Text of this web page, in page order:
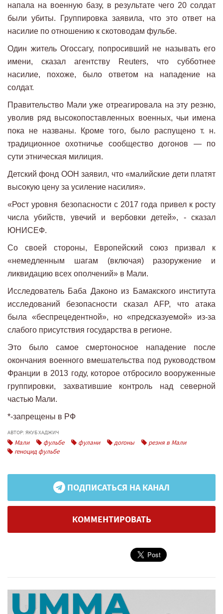
напала на военную базу, в результате чего 20 солдат
были убиты. Группировка заявила, что это ответ на
насилие по отношению к скотоводам фульбе.
Один житель Огоссагу, попросивший не называть его
имени, сказал агентству Reuters, что субботнее
насилие, похоже, было ответом на нападение на
солдат.
Правительство Мали уже отреагировала на эту резню,
уволив ряд высокопоставленных военных, чьи имена
пока не названы. Кроме того, было распущено т. н.
традиционное охотничье сообщество догонов — по
сути этническая милиция.
Детский фонд ООН заявил, что «малийские дети платят
высокую цену за усиление насилия».
«Рост уровня безопасности с 2017 года привел к росту
числа убийств, увечий и вербовки детей», - сказал
ЮНИСЕФ.
Со своей стороны, Европейский союз призвал к
«немедленным шагам (включая) разоружение и
ликвидацию всех ополчений» в Мали.
Исследователь Баба Даконо из Бамакского института
исследований безопасности сказал AFP, что атака
была «беспрецедентной», но «предсказуемой» из-за
слабого присутствия государства в регионе.
Это было самое смертоносное нападение после
окончания военного вмешательства под руководством
Франции в 2013 году, которое отбросило вооруженные
группировки, захватившие контроль над северной
частью Мали.
*-запрещены в РФ
АВТОР: ЯКУБ ХАДЖИЧ
Мали фульбе фулани догоны
резня в Мали
геноцид фульбе
ПОДПИСАТЬСЯ НА КАНАЛ
КОММЕНТИРОВАТЬ